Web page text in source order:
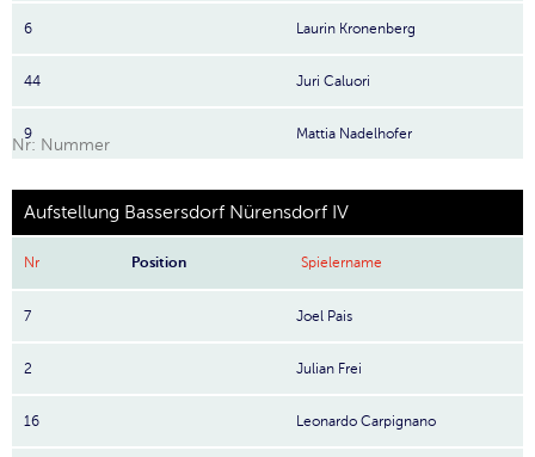
6 Laurin Kronenberg
44 Juri Caluori
9 Mattia Nadelhofer
Nr: Nummer
Aufstellung Bassersdorf Nürensdorf IV
Nr Position Spielername
7 Joel Pais
2 Julian Frei
16 Leonardo Carpignano